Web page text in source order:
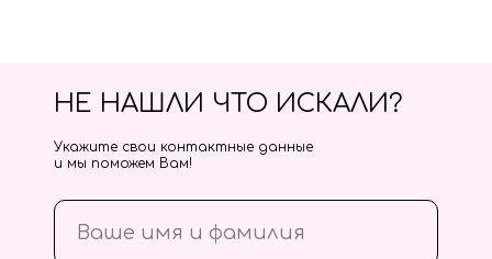
НЕ НАШЛИ ЧТО ИСКАЛИ?
Укажите свои контактные данные
и мы поможем Вам!